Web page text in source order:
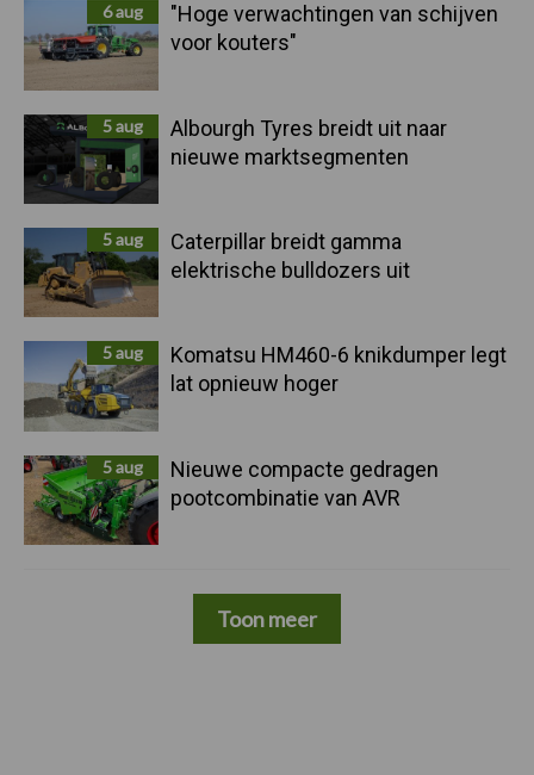
6 aug
"Hoge verwachtingen van schijven
voor kouters"
5 aug
Albourgh Tyres breidt uit naar
nieuwe marktsegmenten
5 aug
Caterpillar breidt gamma
elektrische bulldozers uit
5 aug
Komatsu HM460-6 knikdumper legt
lat opnieuw hoger
5 aug
Nieuwe compacte gedragen
pootcombinatie van AVR
Toon meer